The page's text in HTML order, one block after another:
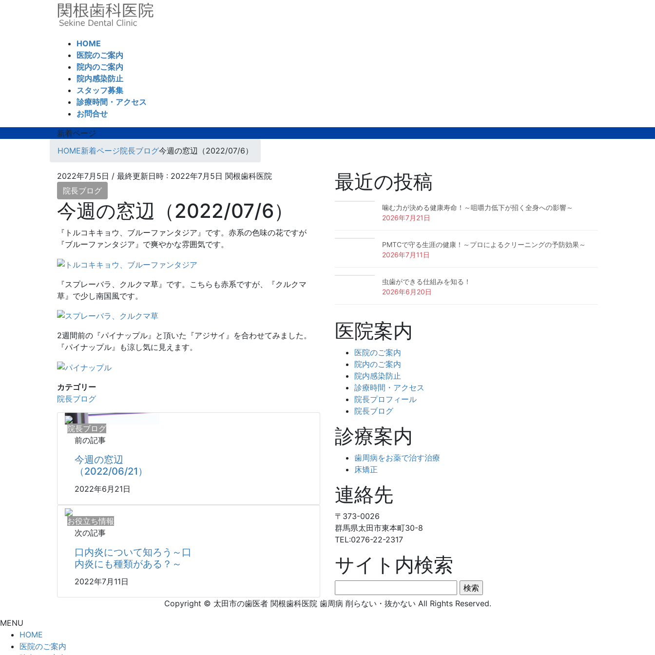
HOME
医院のご案内
院内のご案内
院内感染防止
スタッフ募集
診療時間・アクセス
お問合せ
新着ページ
HOME新着ページ院長ブログ今週の窓辺（2022/07/6）
2022年7月5日 / 最終更新日時 : 2022年7月5日 関根歯科医院
院長ブログ
今週の窓辺（2022/07/6）
『トルコキキョウ、ブルーファンタジア』です。赤系の色味の花ですが
『ブルーファンタジア』で爽やかな雰囲気です。
『スプレーバラ、クルクマ草』です。こちらも赤系ですが、『クルクマ
草』で少し南国風です。
2週間前の『パイナップル』と頂いた『アジサイ』を合わせてみました。
『パイナップル』も涼し気に見えます。
カテゴリー
院長ブログ
院長ブログ
前の記事
今週の窓辺
（2022/06/21）
2022年6月21日
お役立ち情報
次の記事
口内炎について知ろう～口
内炎にも種類がある？～
2022年7月11日
最近の投稿
噛む力が決める健康寿命！～咀嚼力低下が招く全身への影響～
2026年7月21日
PMTCで守る生涯の健康！～プロによるクリーニングの予防効果～
2026年7月11日
虫歯ができる仕組みを知る！
2026年6月20日
医院案内
医院のご案内
院内のご案内
院内感染防止
診療時間・アクセス
院長プロフィール
院長ブログ
診療案内
歯周病をお薬で治す治療
床矯正
連絡先
〒373-0026
群馬県太田市東本町30-8
TEL:0276-22-2317
サイト内検索
索:
Copyright © 太田市の歯医者 関根歯科医院 歯周病 削らない・抜かない All Rights Reserved.
MENU
HOME
医院のご案内